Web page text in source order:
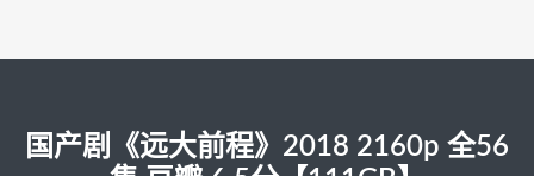
国产剧《远大前程》2018 2160p 全56